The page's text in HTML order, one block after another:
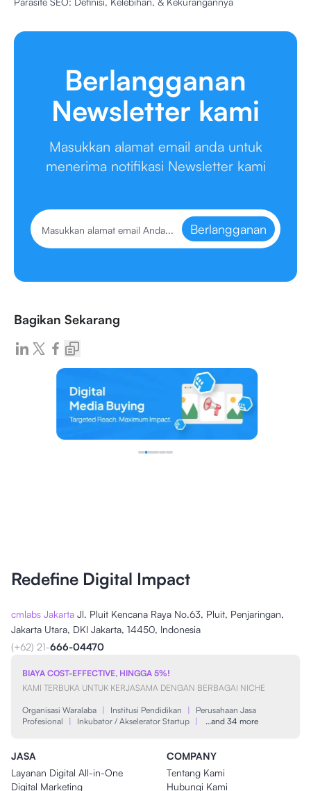
Berlangganan
Newsletter kami
Masukkan alamat email anda untuk
menerima notifikasi Newsletter kami
Berlangganan
Bagikan Sekarang
Redefine Digital Impact
cmlabs Jakarta Jl. Pluit Kencana Raya No.63, Pluit, Penjaringan,
Jakarta Utara, DKI Jakarta, 14450, Indonesia
(+62) 21-666-04470
BIAYA COST-EFFECTIVE, HINGGA 5%!
KAMI TERBUKA UNTUK KERJASAMA DENGAN BERBAGAI NICHE
Organisasi Waralaba | Institusi Pendidikan |
Perusahaan Jasa
Profesional
| Inkubator / Akselerator Startup | …and 34 more
JASA
Layanan Digital All-in-One
Digital Marketing
COMPANY
Tentang Kami
Hubungi Kami